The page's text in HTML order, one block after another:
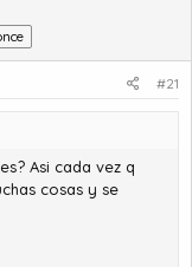
#21
Asi cada vez q
cosas y se